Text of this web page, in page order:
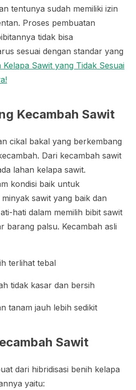
tentunya sudah memiliki izin
Proses pembuatan
tidak bisa
sesuai dengan standar yang
Kelapa Sawit yang Tidak Sesuai
Kecambah Sawit
cikal bakal yang berkembang
Dari kecambah sawit
lahan kelapa sawit.
kondisi baik untuk
sawit yang baik dan
hati dalam memilih bibit sawit
barang palsu. Kecambah asli
terlihat tebal
tidak kasar dan bersih
tanam jauh lebih sedikit
Sawit
dari hibridisasi benih kelapa
yaitu: